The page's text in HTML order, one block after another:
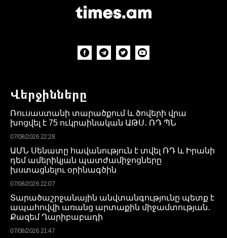
Վերջինները
Ռուսաստանի տարածքում և ծովերի վրա
խոցվել է 75 ուկրաինական ԱԹՍ․ ՌԴ ՊՆ
07/08/2026 22:28
ԱՄՆ Սենատը հավանություն է տվել ՌԴ և Իրանի
դեմ ամերիկյան պատժամիջոցները
խստացնելու օրինագծին
07/08/2026 22:07
Տարածաշրջանային անվտանգությունը պետք է
ապահովվի առանց արտաքին միջամտության․
Քազեմ Ղարիբաբադի
07/08/2026 21:47